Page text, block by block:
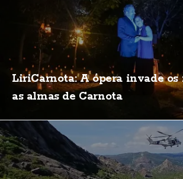
LiriCarnota: A ópera invade os
as almas de Carnota